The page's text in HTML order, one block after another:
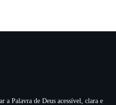
a Palavra de Deus acessível, clara e